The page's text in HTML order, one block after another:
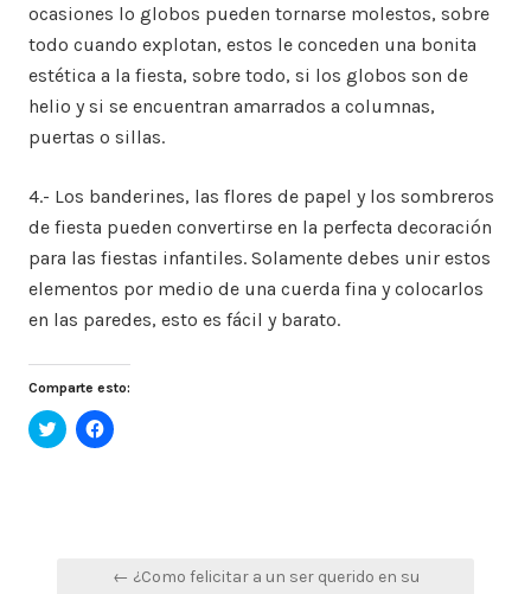
ocasiones lo globos pueden tornarse molestos, sobre
todo cuando explotan, estos le conceden una bonita
estética a la fiesta, sobre todo, si los globos son de
helio y si se encuentran amarrados a columnas,
puertas o sillas.
4.- Los banderines, las flores de papel y los sombreros
de fiesta pueden convertirse en la perfecta decoración
para las fiestas infantiles. Solamente debes unir estos
elementos por medio de una cuerda fina y colocarlos
en las paredes, esto es fácil y barato.
Comparte esto:
Haz
clic
ventana
Haz
clic
ventana
Navegación
← ¿Como felicitar a un ser querido en su